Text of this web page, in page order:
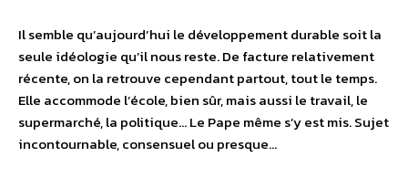
Il semble qu’aujourd’hui le développement durable soit la
seule idéologie qu’il nous reste. De facture relativement
récente, on la retrouve cependant partout, tout le temps.
Elle accommode l’école, bien sûr, mais aussi le travail, le
supermarché, la politique… Le Pape même s’y est mis. Sujet
incontournable, consensuel ou presque…